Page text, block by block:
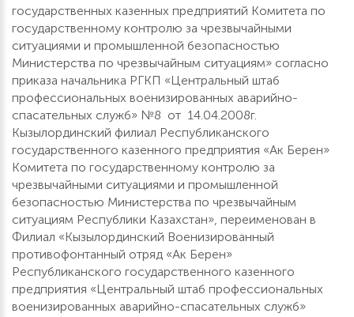
государственных казенных предприятий Комитета по
государственному контролю за чрезвычайными
ситуациями и промышленной безопасностью
Министерства по чрезвычайным ситуациям» согласно
приказа начальника РГКП «Центральный штаб
профессиональных военизированных аварийно-
спасательных служб» №8 от 14.04.2008г.
Кызылординский филиал Республиканского
государственного казенного предприятия «Ак Берен»
Комитета по государственному контролю за
чрезвычайными ситуациями и промышленной
безопасностью Министерства по чрезвычайным
ситуациям Республики Казахстан», переименован в
Филиал «Кызылординский Военизированный
противофонтанный отряд «Ак Берен»
Республиканского государственного казенного
предприятия «Центральный штаб профессиональных
военизированных аварийно-спасательных служб»